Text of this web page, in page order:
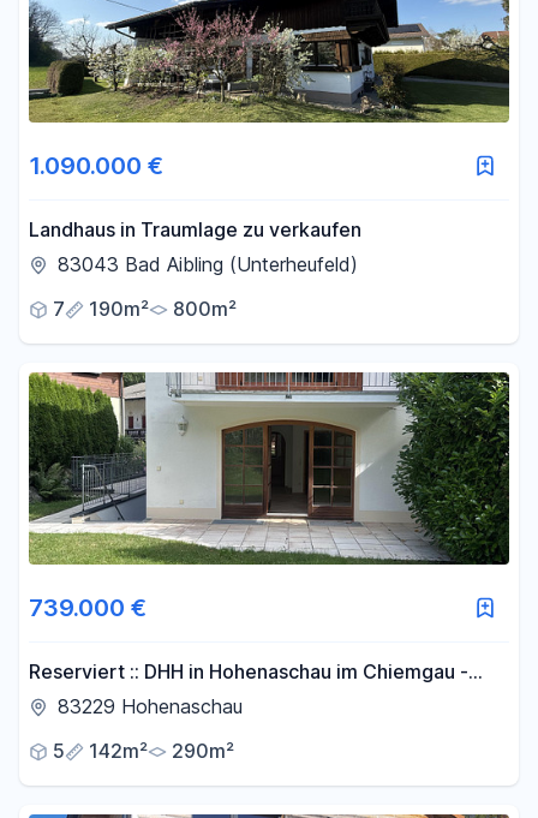
1.090.000 €
Landhaus in Traumlage zu verkaufen
83043 Bad Aibling (Unterheufeld)
7
190m² 800m²
739.000 €
Reserviert :: DHH in Hohenaschau im Chiemgau -
Wohnen, wo andere Urlaub machen
83229 Hohenaschau
5
142m² 290m²